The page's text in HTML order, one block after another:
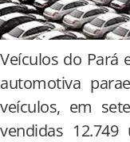
Veículos do Pará
automotiva
veículos, em
vendidas